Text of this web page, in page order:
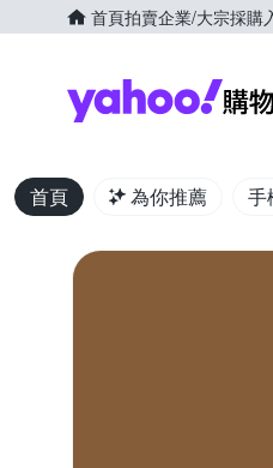
首頁拍賣企業/大宗採購
首頁 為你推薦 手